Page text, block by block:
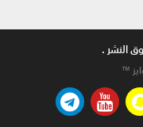
النشر .
™